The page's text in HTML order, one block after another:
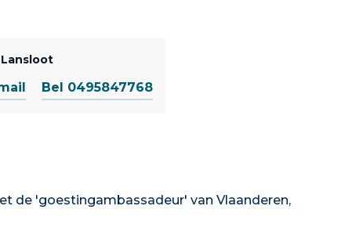
Bel 0495847768
de 'goestingambassadeur' van Vlaanderen,